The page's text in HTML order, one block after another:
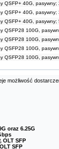
QSFP+ 40G,
QSFP+ 40G,
QSFP+ 40G,
QSFP28 100G,
QSFP28 100G,
QSFP28 100G,
QSFP28 100G,
możliwość
oraz 6.25G
OLT SFP
SFP